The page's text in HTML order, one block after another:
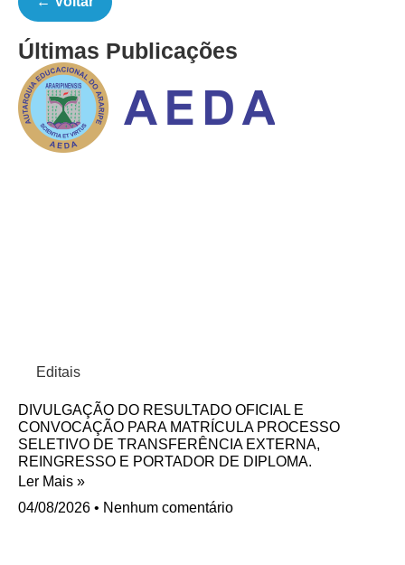
Últimas Publicações
Editais
DIVULGAÇÃO DO RESULTADO OFICIAL E
CONVOCAÇÃO PARA MATRÍCULA PROCESSO
SELETIVO DE TRANSFERÊNCIA EXTERNA,
REINGRESSO E PORTADOR DE DIPLOMA.
Ler Mais »
04/08/2026
Nenhum comentário